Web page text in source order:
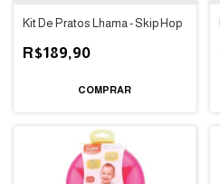
Kit De Pratos Lhama - Skip Hop
R$189,90